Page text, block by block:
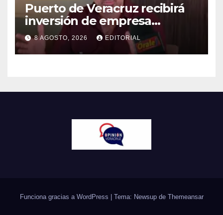
Puerto de Veracruz recibirá
inversión de empresa
harinera: Eduardo Vega
8 AGOSTO, 2026 EDITORIAL
Funciona gracias a WordPress Tema: Newsup de Themeansar